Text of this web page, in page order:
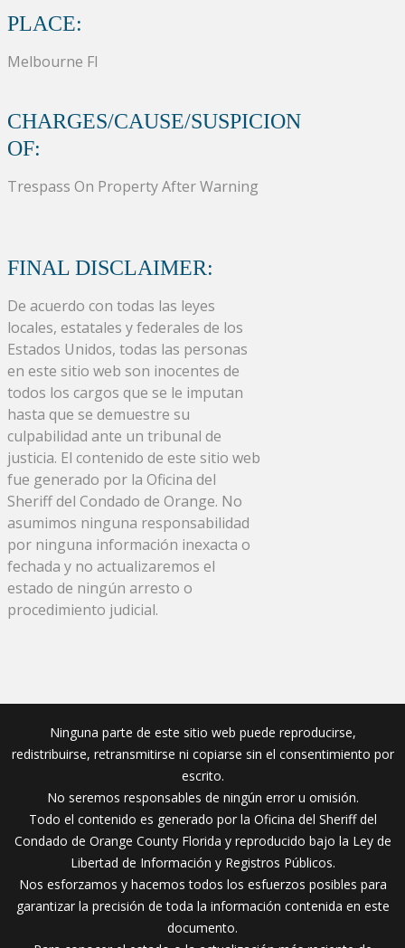
PLACE:
Melbourne Fl
CHARGES/CAUSE/SUSPICION
OF:
Trespass On Property After Warning
FINAL DISCLAIMER:
De acuerdo con todas las leyes
locales, estatales y federales de los
Estados Unidos, todas las personas
en este sitio web son inocentes de
todos los cargos que se le imputan
hasta que se demuestre su
culpabilidad ante un tribunal de
justicia. El contenido de este sitio web
fue generado por la Oficina del
Sheriff del Condado de Orange. No
asumimos ninguna responsabilidad
por ninguna información inexacta o
fechada y no actualizaremos el
estado de ningún arresto o
procedimiento judicial.
Ninguna parte de este sitio web puede reproducirse,
redistribuirse, retransmitirse ni copiarse sin el consentimiento por
escrito.
No seremos responsables de ningún error u omisión.
Todo el contenido es generado por la Oficina del Sheriff del
Condado de Orange County Florida y reproducido bajo la Ley de
Libertad de Información y Registros Públicos.
Nos esforzamos y hacemos todos los esfuerzos posibles para
garantizar la precisión de toda la información contenida en este
documento.